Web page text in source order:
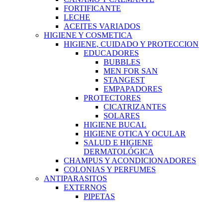
FORTIFICANTE
LECHE
ACEITES VARIADOS
HIGIENE Y COSMETICA
HIGIENE, CUIDADO Y PROTECCION
EDUCADORES
BUBBLES
MEN FOR SAN
STANGEST
EMPAPADORES
PROTECTORES
CICATRIZANTES
SOLARES
HIGIENE BUCAL
HIGIENE OTICA Y OCULAR
SALUD E HIGIENE
DERMATOLÓGICA
CHAMPUS Y ACONDICIONADORES
COLONIAS Y PERFUMES
ANTIPARASITOS
EXTERNOS
PIPETAS